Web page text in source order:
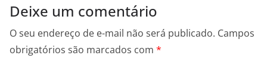
Deixe um comentário
O seu endereço de e-mail não será publicado. Campos
obrigatórios são marcados com *